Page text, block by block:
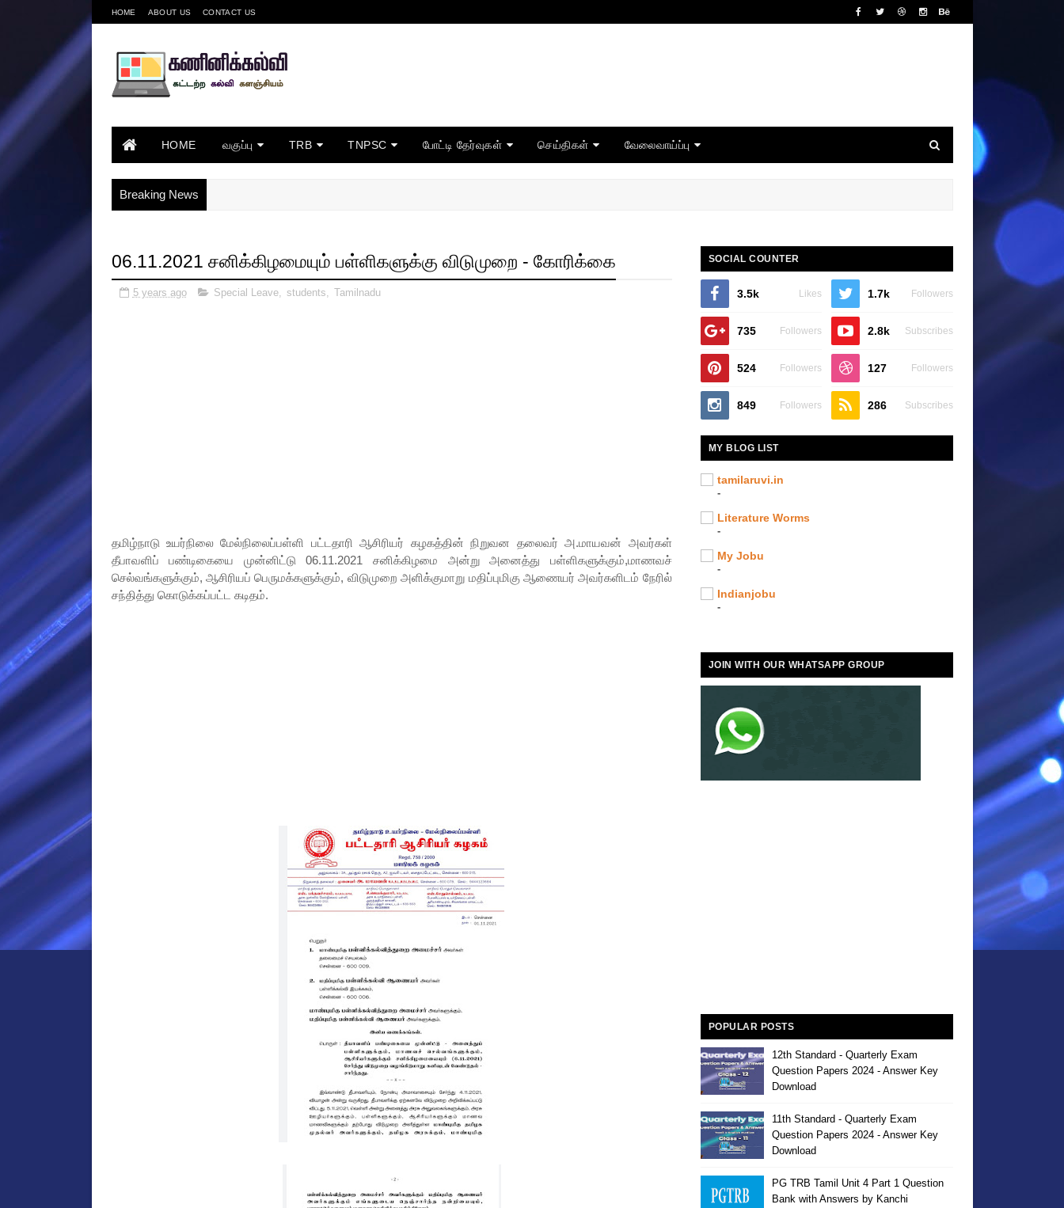
HOME ABOUT US CONTACT US
HOME வகுப்பு TRB TNPSC போட்டி தேர்வுகள் செய்திகள் வேலைவாய்ப்பு
Breaking News
06.11.2021 சனிக்கிழமையும் பள்ளிகளுக்கு விடுமுறை - கோரிக்கை
5 years ago Special Leave, students, Tamilnadu
தமிழ்நாடு உயர்நிலை மேல்நிலைப்பள்ளி பட்டதாரி ஆசிரியர் கழகத்தின் நிறுவன தலைவர் அ.மாயவன் அவர்கள்
தீபாவளிப் பண்டிகையை முன்னிட்டு 06.11.2021 சனிக்கிழமை அன்று அனைத்து பள்ளிகளுக்கும்,மாணவச்
செல்வங்களுக்கும், ஆசிரியப் பெருமக்களுக்கும், விடுமுறை அளிக்குமாறு மதிப்புமிகு ஆணையர் அவர்களிடம் நேரில்
சந்தித்து கொடுக்கப்பட்ட கடிதம்.
SOCIAL COUNTER
3.5k Likes 1.7k Followers
735 Followers 2.8k Subscribes
524 Followers 127 Followers
849 Followers 286 Subscribes
MY BLOG LIST
tamilaruvi.in
-
Literature Worms
-
My Jobu
-
Indianjobu
-
JOIN WITH OUR WHATSAPP GROUP
POPULAR POSTS
12th Standard - Quarterly Exam
Question Papers 2024 - Answer Key
Download
11th Standard - Quarterly Exam
Question Papers 2024 - Answer Key
Download
PG TRB Tamil Unit 4 Part 1 Question
Bank with Answers by Kanchi